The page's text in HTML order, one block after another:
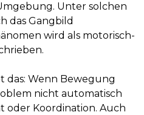
Unter solchen
das Gangbild
wird als motorisch-
das: Wenn Bewegung
nicht automatisch
oder Koordination. Auch